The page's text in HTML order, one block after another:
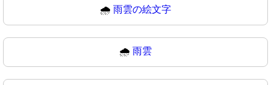
🌧️ 雨雲の絵文字
🌧 雨雲